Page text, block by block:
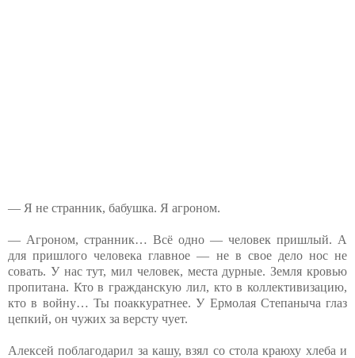
— Я не странник, бабушка. Я агроном.
— Агроном, странник… Всё одно — человек пришлый. А
для пришлого человека главное — не в свое дело нос не
совать. У нас тут, мил человек, места дурные. Земля кровью
пропитана. Кто в гражданскую лил, кто в коллективизацию,
кто в войну… Ты поаккуратнее. У Ермолая Степаныча глаз
цепкий, он чужих за версту чует.
Алексей поблагодарил за кашу, взял со стола краюху хлеба и